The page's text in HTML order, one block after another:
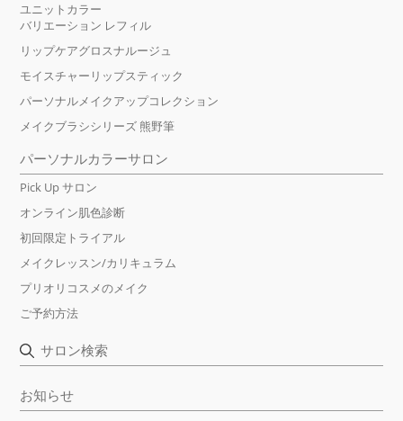
ユニットカラー
バリエーション レフィル
リップケアグロスナルージュ
モイスチャーリップスティック
パーソナルメイクアップコレクション
メイクブラシシリーズ 熊野筆
パーソナルカラーサロン
Pick Up サロン
オンライン肌色診断
初回限定トライアル
メイクレッスン/カリキュラム
プリオリコスメのメイク
ご予約方法
サロン検索
お知らせ